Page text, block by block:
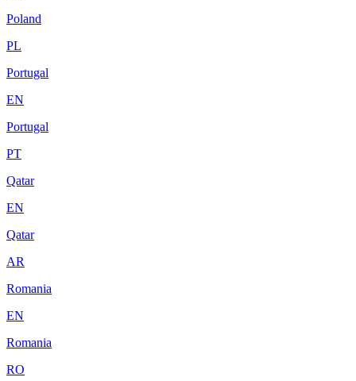
Poland
PL
Portugal
EN
Portugal
PT
Qatar
EN
Qatar
AR
Romania
EN
Romania
RO